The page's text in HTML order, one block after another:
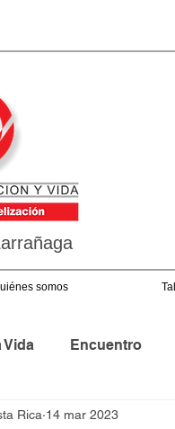
somos
Vida Encuentro
2018 Asamblea
Rica 14 mar 2023